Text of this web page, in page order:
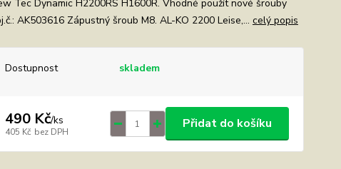
Tec Dynamic H2200RS H1600R. Vhodné použít nové šrouby
AK503616 Zápustný šroub M8. AL-KO 2200 Leise,... celý popis
Dostupnost skladem
490 Kč/ks
405 Kč bez DPH
Přidat do košíku